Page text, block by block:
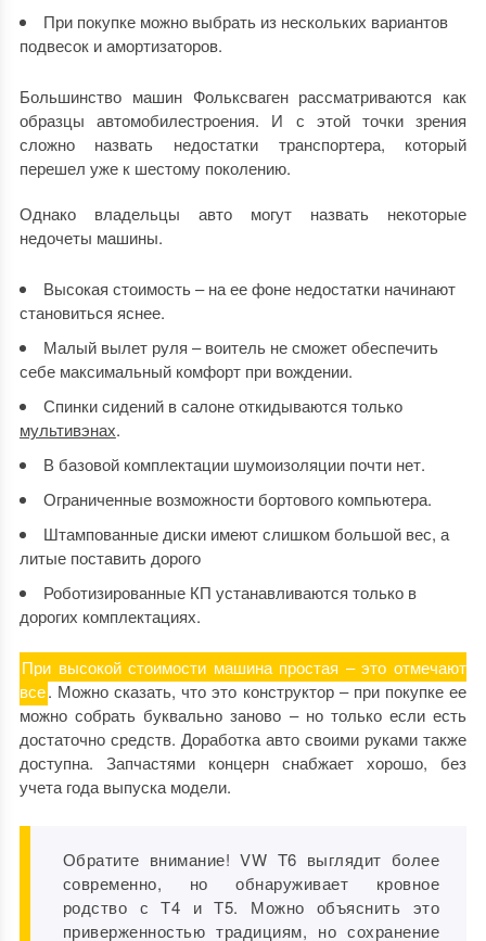
При покупке можно выбрать из нескольких вариантов
подвесок и амортизаторов.
Большинство машин Фольксваген рассматриваются как
образцы автомобилестроения. И с этой точки зрения
сложно назвать недостатки транспортера, который
перешел уже к шестому поколению.
Однако владельцы авто могут назвать некоторые
недочеты машины.
Высокая стоимость – на ее фоне недостатки начинают
становиться яснее.
Малый вылет руля – воитель не сможет обеспечить
себе максимальный комфорт при вождении.
Спинки сидений в салоне откидываются только
мультивэнах.
В базовой комплектации шумоизоляции почти нет.
Ограниченные возможности бортового компьютера.
Штампованные диски имеют слишком большой вес, а
литые поставить дорого
Роботизированные КП устанавливаются только в
дорогих комплектациях.
При высокой стоимости машина простая – это отмечают
все. Можно сказать, что это конструктор – при покупке ее
можно собрать буквально заново – но только если есть
достаточно средств. Доработка авто своими руками также
доступна. Запчастями концерн снабжает хорошо, без
учета года выпуска модели.
Обратите внимание! VW T6 выглядит более
современно, но обнаруживает кровное
родство с Т4 и Т5. Можно объяснить это
приверженностью традициям, но сохранение